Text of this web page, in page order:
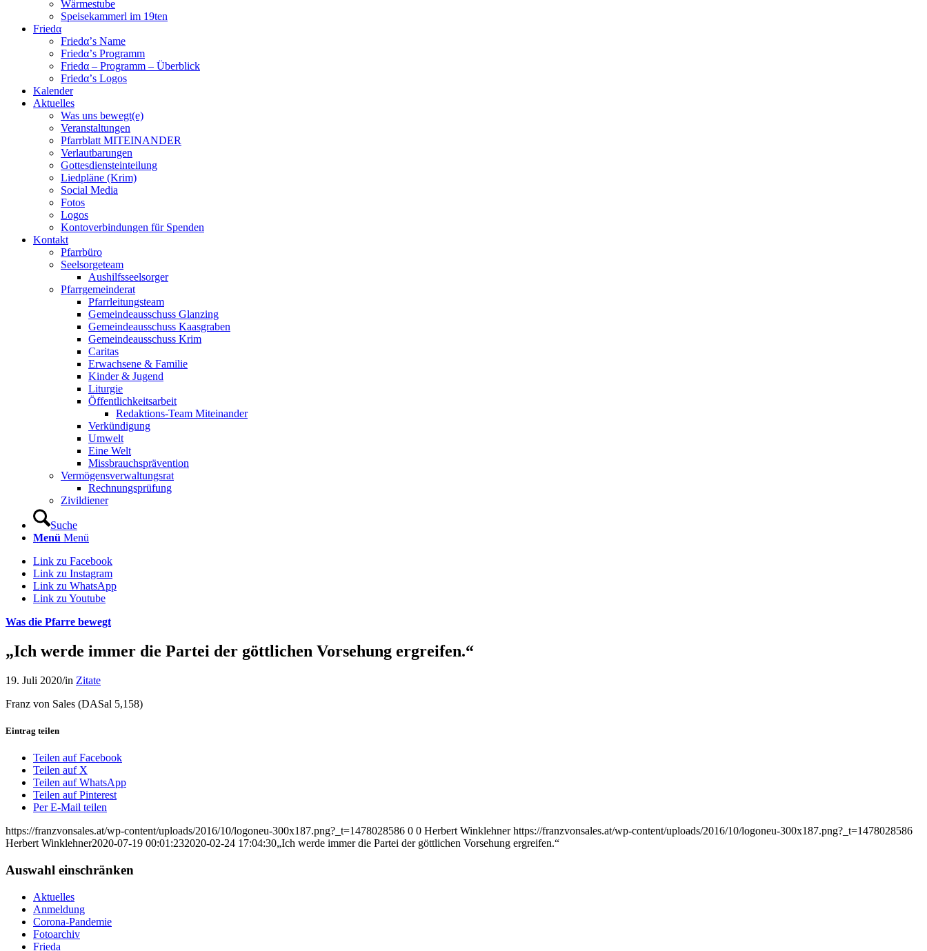
Wärmestube
Speisekammerl im 19ten
Friedα
Friedα’s Name
Friedα’s Programm
Friedα – Programm – Überblick
Friedα’s Logos
Kalender
Aktuelles
Was uns bewegt(e)
Veranstaltungen
Pfarrblatt MITEINANDER
Verlautbarungen
Gottesdiensteinteilung
Liedpläne (Krim)
Social Media
Fotos
Logos
Kontoverbindungen für Spenden
Kontakt
Pfarrbüro
Seelsorgeteam
Aushilfsseelsorger
Pfarrgemeinderat
Pfarrleitungsteam
Gemeindeausschuss Glanzing
Gemeindeausschuss Kaasgraben
Gemeindeausschuss Krim
Caritas
Erwachsene & Familie
Kinder & Jugend
Liturgie
Öffentlichkeitsarbeit
Redaktions-Team Miteinander
Verkündigung
Umwelt
Eine Welt
Missbrauchsprävention
Vermögensverwaltungsrat
Rechnungsprüfung
Zivildiener
Suche
Menü Menü
Link zu Facebook
Link zu Instagram
Link zu WhatsApp
Link zu Youtube
Was die Pfarre bewegt
„Ich werde immer die Partei der göttlichen Vorsehung ergreifen.“
19. Juli 2020/in Zitate
Franz von Sales (DASal 5,158)
Eintrag teilen
Teilen auf Facebook
Teilen auf X
Teilen auf WhatsApp
Teilen auf Pinterest
Per E-Mail teilen
https://franzvonsales.at/wp-content/uploads/2016/10/logoneu-300x187.png?_t=1478028586 0 0 Herbert Winklehner https://franzvonsales.at/wp-content/uploads/2016/10/logoneu-300x187.png?_t=1478028586
Herbert Winklehner2020-07-19 00:01:232020-02-24 17:04:30„Ich werde immer die Partei der göttlichen Vorsehung ergreifen.“
Auswahl einschränken
Aktuelles
Anmeldung
Corona-Pandemie
Fotoarchiv
Frieda